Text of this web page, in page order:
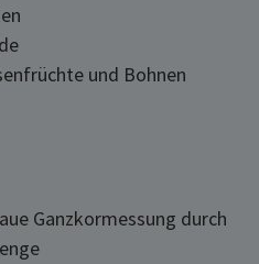
und Bohnen
Ganzkormessung durch